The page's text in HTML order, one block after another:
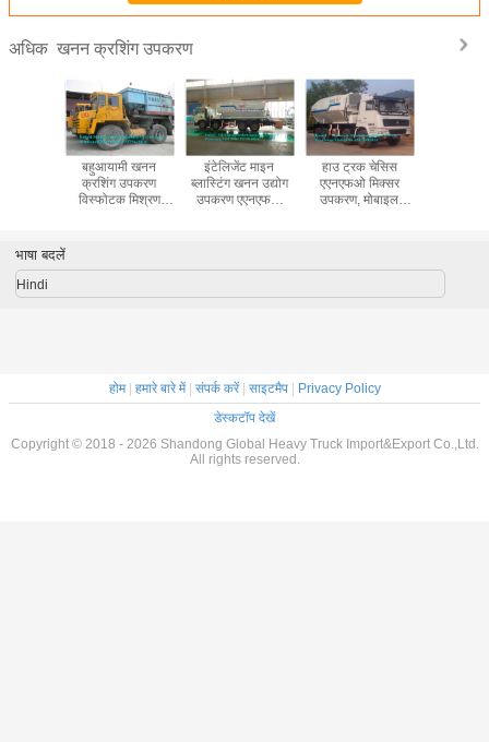
अधिक खनन क्रशिंग उपकरण
बहुआयामी खनन
क्रशिंग उपकरण
विस्फोटक मिश्रण
इंटेलिजेंट माइन
ब्लास्टिंग खनन उद्योग
उपकरण एएनएफओ
हाउ ट्रक चेसिस
एएनएफओ मिक्सर
उपकरण, मोबाइल
भाषा बदलें
Hindi
होम| हमारे बारे में| संपर्क करें| साइटमैप|
Privacy Policy
डेस्कटॉप देखें
Copyright © 2018 - 2026 Shandong Global Heavy Truck Import&Export Co.,Ltd.
All rights reserved.